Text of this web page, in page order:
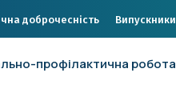
доброчесність Випускники
профілактична робота